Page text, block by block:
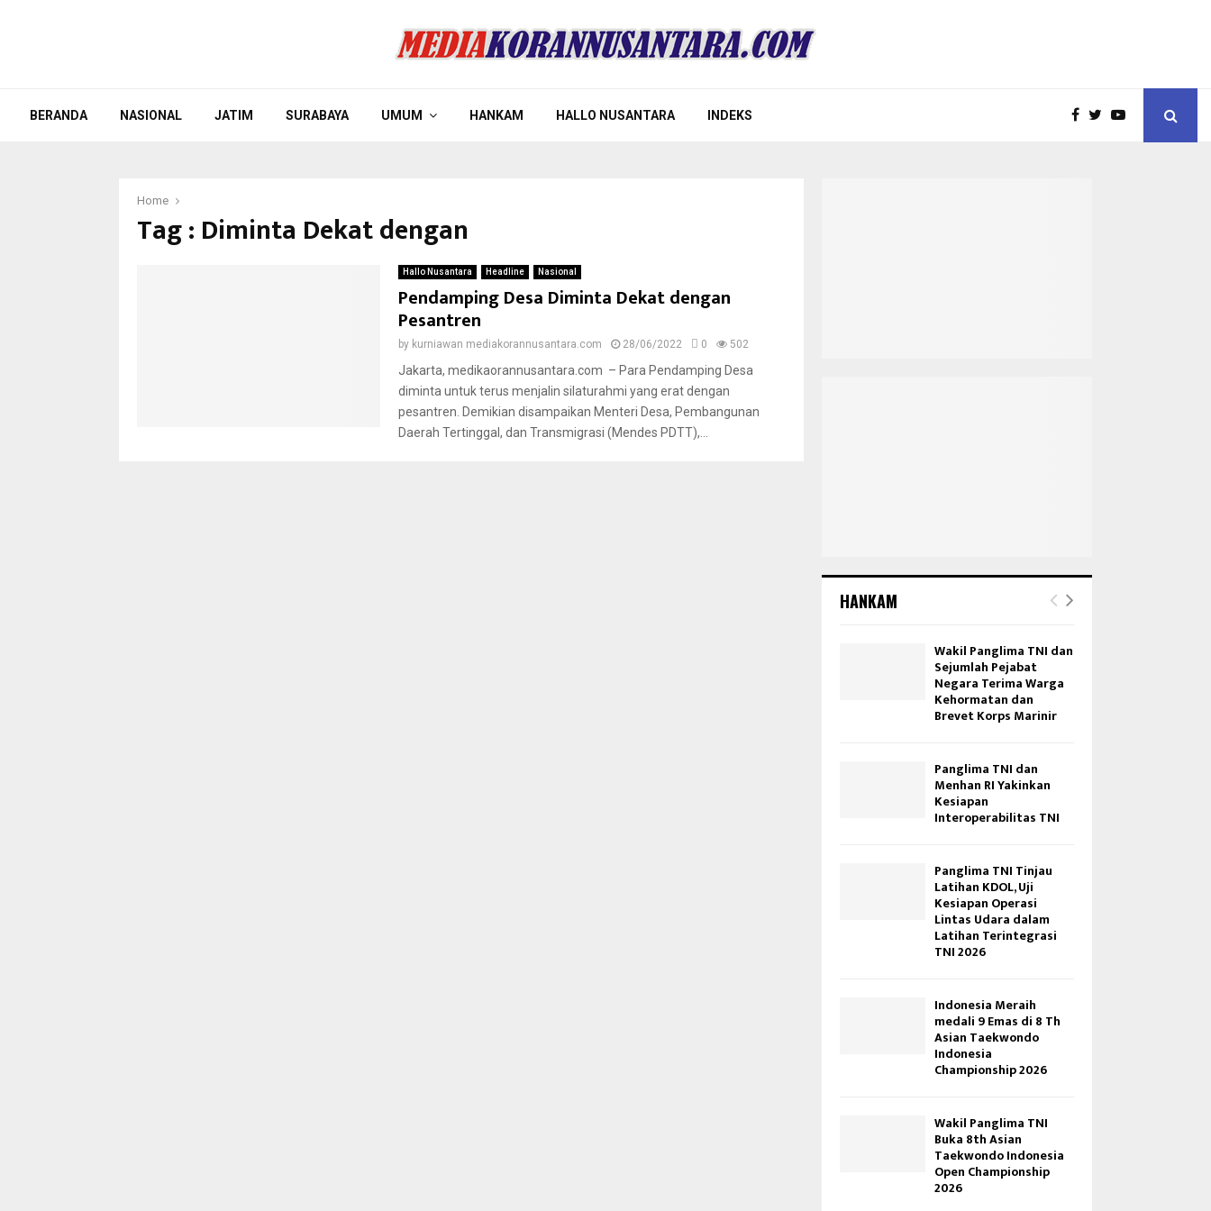
BERANDA NASIONAL JATIM SURABAYA UMUM HANKAM HALLO NUSANTARA INDEKS
Home
Tag : Diminta Dekat dengan
Hallo Nusantara Headline Nasional
Pendamping Desa Diminta Dekat dengan
Pesantren
by kurniawan mediakorannusantara.com 28/06/2022 0 502
Jakarta, medikaorannusantara.com – Para Pendamping Desa
diminta untuk terus menjalin silaturahmi yang erat dengan
pesantren. Demikian disampaikan Menteri Desa, Pembangunan
Daerah Tertinggal, dan Transmigrasi (Mendes PDTT),...
HANKAM
Wakil Panglima TNI dan
Sejumlah Pejabat
Negara Terima Warga
Kehormatan dan
Brevet Korps Marinir
Panglima TNI dan
Menhan RI Yakinkan
Kesiapan
Interoperabilitas TNI
Panglima TNI Tinjau
Latihan KDOL, Uji
Kesiapan Operasi
Lintas Udara dalam
Latihan Terintegrasi
TNI 2026
Indonesia Meraih
medali 9 Emas di 8 Th
Asian Taekwondo
Indonesia
Championship 2026
Wakil Panglima TNI
Buka 8th Asian
Taekwondo Indonesia
Open Championship
2026